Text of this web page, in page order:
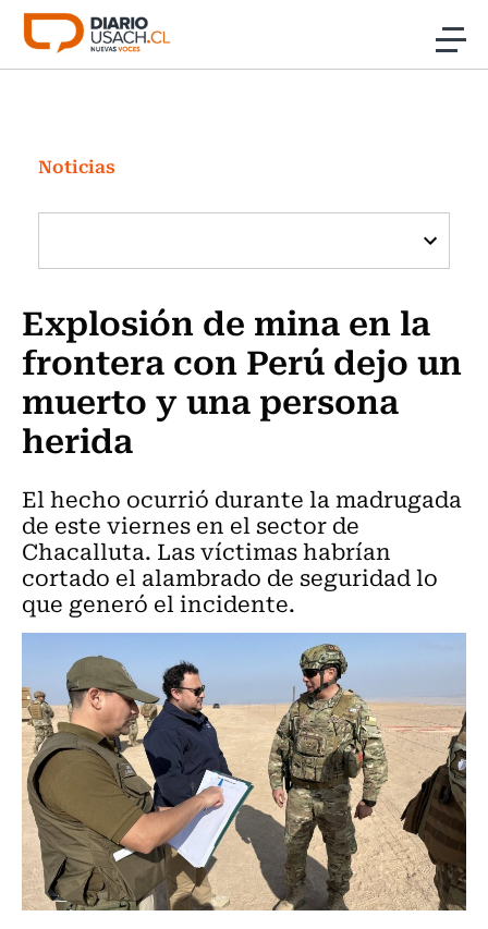
Click acá para ir directamente al contenido
Investigación
Cultura
Programas Radio y TV Usach
Noticias
Explosión de mina en la
frontera con Perú dejo un
muerto y una persona
herida
El hecho ocurrió durante la madrugada
de este viernes en el sector de
Chacalluta. Las víctimas habrían
cortado el alambrado de seguridad lo
que generó el incidente.